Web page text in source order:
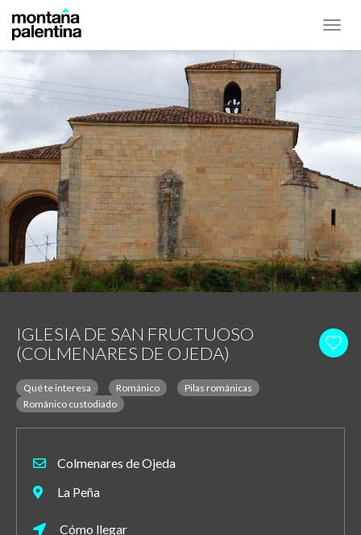
IGLESIA DE SAN FRUCTUOSO
(COLMENARES DE OJEDA)
Qué te interesa Románico
Pilas románicas
Románico custodiado
Colmenares de Ojeda
La Peña
Cómo llegar